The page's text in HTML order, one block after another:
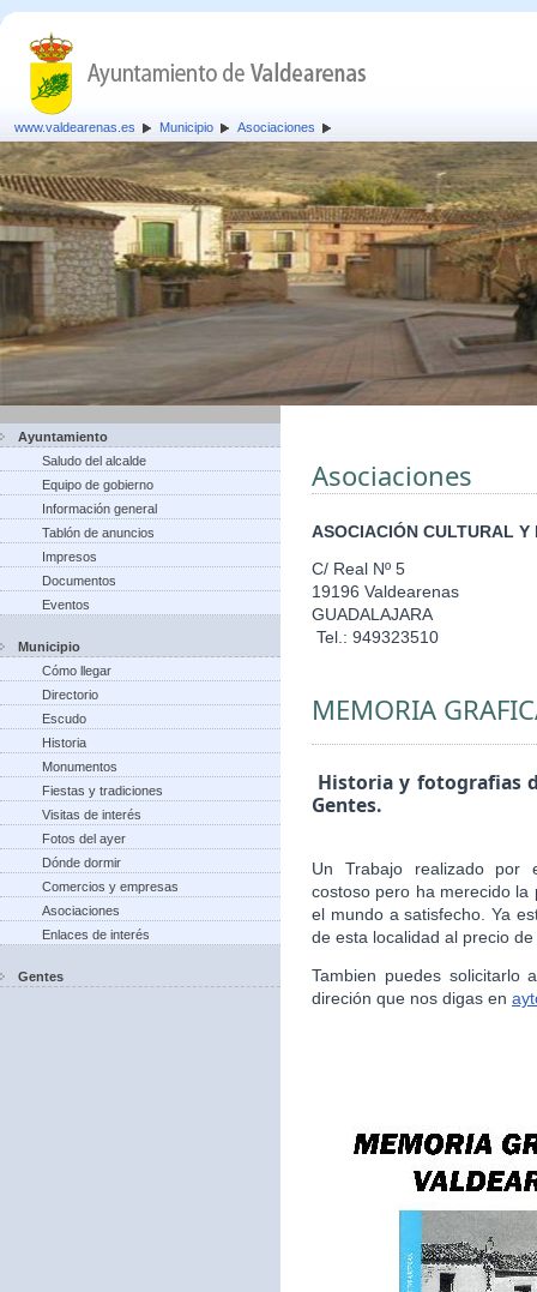
www.valdearenas.es Municipio Asociaciones
Ayuntamiento
Saludo del alcalde
Equipo de gobierno
Información general
Tablón de anuncios
Impresos
Documentos
Eventos
Municipio
Cómo llegar
Directorio
Escudo
Historia
Monumentos
Fiestas y tradiciones
Visitas de interés
Fotos del ayer
Dónde dormir
Comercios y empresas
Asociaciones
Enlaces de interés
Gentes
Asociaciones
ASOCIACIÓN CULTURAL Y
C/ Real Nº 5
19196 Valdearenas
GUADALAJARA
Tel.: 949323510
MEMORIA
Historia y fotografias
Gentes.
Un Trabajo realizado por
costoso pero ha merecido
el mundo a satisfecho. Ya
de esta localidad al precio
Tambien puedes
direción que nos digas en